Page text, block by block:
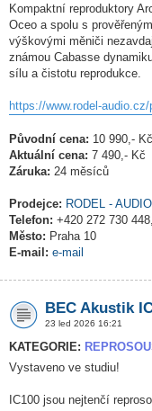
Kompaktní reproduktory
Oceo a spolu s
výškovými měniči
známou Cabasse
sílu a čistotu reprodukce.
https://www.rodel-
Původní cena: 10 990,- Kč
Aktuální cena: 7 490,- Kč
Záruka: 24 měsíců
Prodejce: RODEL - AUDIO
Telefon: +420 272 730
Město: Praha 10
E-mail: e-mail
BEC Akustik
23 led 2026 16:21
KATEGORIE:
Vystaveno ve studiu!
IC100 jsou nejtenčí